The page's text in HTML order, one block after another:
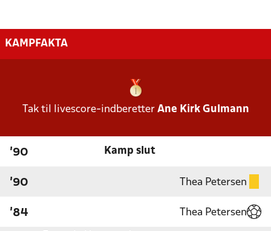
KAMPFAKTA
Tak til livescore-indberetter Ane Kirk Gulmann
'90 Kamp slut
'90 Thea Petersen
'84 Thea Petersen